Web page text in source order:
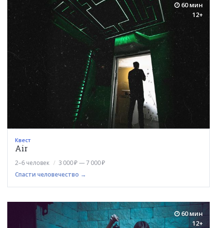
60 мин
12+
Квест
Air
2–6 человек
3 000 ₽ — 7 000 ₽
Спасти человечество →
60 мин
12+